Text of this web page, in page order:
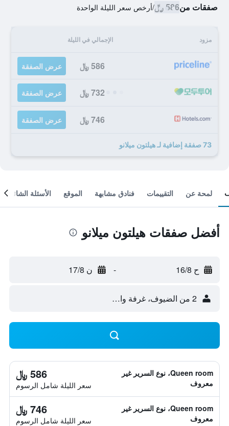
صفقات من586 ﷼ /أرخص سعر الليلة الواحدة
مزود الإجمالي في الليلة
586 ﷼ عرض الصفقة
732 ﷼ عرض الصفقة
746 ﷼ عرض الصفقة
73 صفقة إضافية لـ هيلتون ميلانو
لمحة عن التقييمات فنادق مشابهة الموقع الأسئلة الشائعة
أفضل صفقات هيلتون ميلانو
ح 16/8 - ن 17/8
2 من الضيوف، غرفة واحدة
Queen room، نوع السرير غير
معروف
586 ﷼
سعر الليلة شامل الرسوم
Queen room، نوع السرير غير
معروف
746 ﷼
سعر الليلة شامل الرسوم